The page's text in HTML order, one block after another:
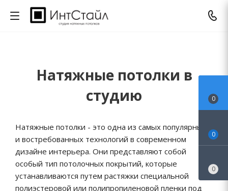
Натяжные потолки в
студию
Натяжные потолки - это одна из самых популярных
и востребованных технологий в современном
дизайне интерьера. Они представляют собой
особый тип потолочных покрытий, которые
устанавливаются путем растяжки специальной
полиэстеровой или полипропиленовой пленки под
0
0
0